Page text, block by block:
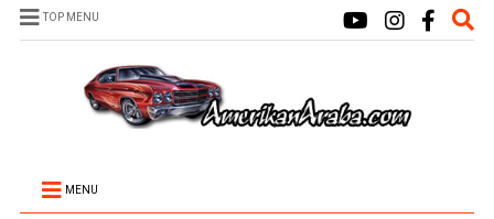
TOP MENU
MENU